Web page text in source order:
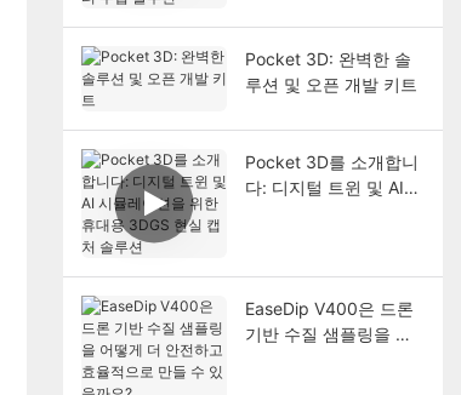
Pocket 3D: 완벽한 솔
루션 및 오픈 개발 키트
Pocket 3D를 소개합니
다: 디지털 트윈 및 AI
EaseDip V400은 드론
기반 수질 샘플링을 어